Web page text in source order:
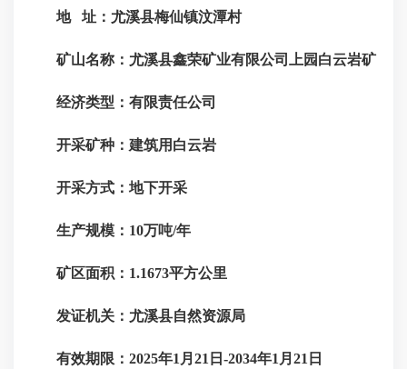
地 址：尤溪县梅仙镇汶潭村
矿山名称：尤溪县鑫荣矿业有限公司上园白云岩矿
经济类型：有限责任公司
开采矿种：建筑用白云岩
开采方式：地下开采
生产规模：10万吨/年
矿区面积：1.1673平方公里
发证机关：尤溪县自然资源局
有效期限：2025年1月21日-2034年1月21日